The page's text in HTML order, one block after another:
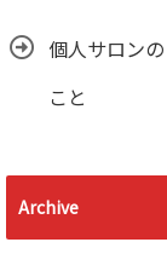
個人サロン
こと
Archive